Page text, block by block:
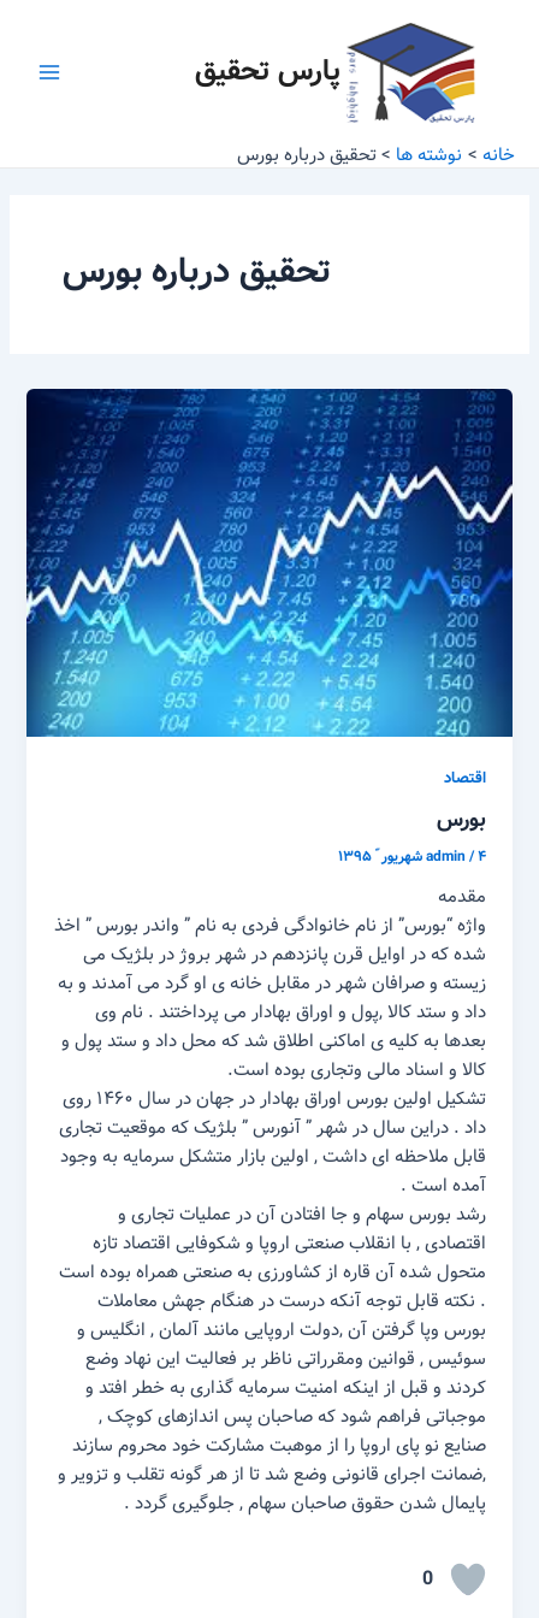
پارس تحقیق
خانه نوشته ها تحقیق درباره بورس
تحقیق درباره بورس
اقتصاد
بورس
admin/۴ شهریور ّ ۱۳۹۵
مقدمه
واژه “بورس” از نام خانوادگی فردی به نام ” واندر بورس ” اخذ
شده که در اوایل قرن پانزدهم در شهر بروژ در بلژیک می
زیسته و صرافان شهر در مقابل خانه ی او گرد می آمدند و به
داد و ستد کالا ,‌پول و اوراق بهادار می پرداختند . نام وی
بعدها به کلیه ی اماکنی اطلاق شد که محل داد و ستد پول و
کالا و اسناد مالی وتجاری بوده است.
تشکیل اولین بورس اوراق بهادار در جهان در سال ۱۴۶۰ روی
داد . دراین سال در شهر ” آنورس ” بلژیک که موقعیت تجاری
قابل ملاحظه ای داشت , اولین بازار متشکل سرمایه به وجود
آمده است .
رشد بورس سهام و جا افتادن آن در عملیات تجاری و
اقتصادی , با انقلاب صنعتی اروپا و شکوفایی اقتصاد تازه
متحول شده آن قاره از کشاورزی به صنعتی همراه بوده است
. نکته قابل توجه آنکه درست در هنگام جهش معاملات
بورس وپا گرفتن آن ,‌دولت اروپایی مانند آلمان , انگلیس و
سوئیس , قوانین ومقرراتی ناظر بر فعالیت این نهاد وضع
کردند و قبل از اینکه امنیت سرمایه گذاری به خطر افتد و
موجباتی فراهم شود که صاحبان پس اندازهای کوچک ,
صنایع نو پای اروپا را از موهبت مشارکت خود محروم سازند
,‌ضمانت اجرای قانونی وضع شد تا از هر گونه تقلب و تزویر و
پایمال شدن حقوق صاحبان سهام , جلوگیری گردد .
0